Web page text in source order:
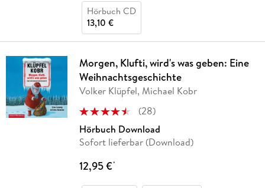
Hörbuch CD
13,10 €
Morgen, Klufti, wird's was geben: Eine
Weihnachtsgeschichte
Volker Klüpfel, Michael Kobr
(28)
Hörbuch Download
Sofort lieferbar (Download)
12,95 €*